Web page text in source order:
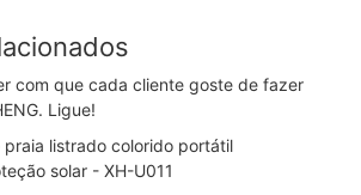
com que cada cliente goste de fazer
Ligue!